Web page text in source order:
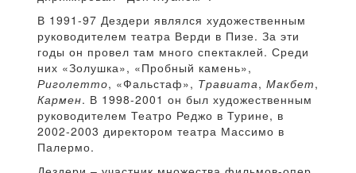
В 1991-97 Дездери являлся художественным
руководителем театра Верди в Пизе. За эти
годы он провел там много спектаклей. Среди
них «Золушка», «Пробный камень»,
Риголетто, «Фальстаф», Травиата, Макбет,
Кармен. В 1998-2001 он был художественным
руководителем Театро Реджо в Турине, в
2002-2003 директором театра Массимо в
Палермо.